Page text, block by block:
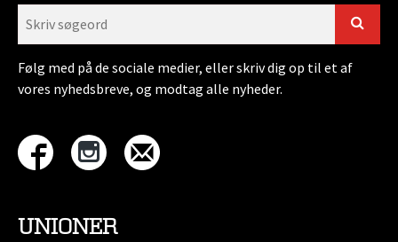
Følg med på de sociale medier, eller skriv dig op til et af
vores nyhedsbreve, og modtag alle nyheder.
UNIONER